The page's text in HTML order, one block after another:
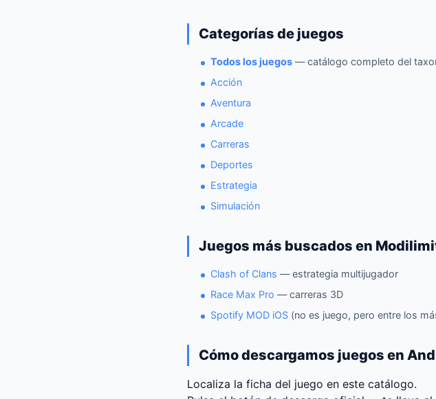
Categorías de juegos
Todos los juegos — catálogo completo del
Acción
Aventura
Arcade
Carreras
Deportes
Estrategia
Simulación
Juegos más buscados en
Clash of Clans — estrategia multijugador
Race Max Pro — carreras 3D
Spotify MOD iOS (no es juego, pero entre los
Cómo descargamos juegos en
Localiza la ficha del juego en este catálogo.